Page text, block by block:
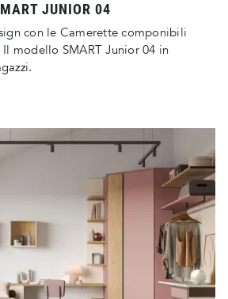
JUNIOR 04
con le Camerette componibili
modello SMART Junior 04 in